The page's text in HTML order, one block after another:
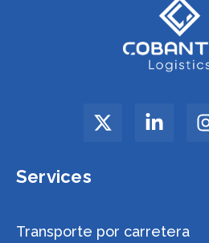
Services
Transporte por carretera